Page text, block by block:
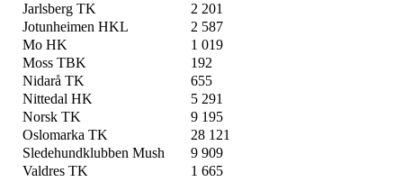
Jarlsberg TK
2 201
Jotunheimen HKL
2 587
Mo HK
1 019
Moss TBK
192
Nidarå TK
655
Nittedal HK
5 291
Norsk TK
9 195
Oslomarka TK
28 121
Sledehundklubben Mush
9 909
Valdres TK
1 665